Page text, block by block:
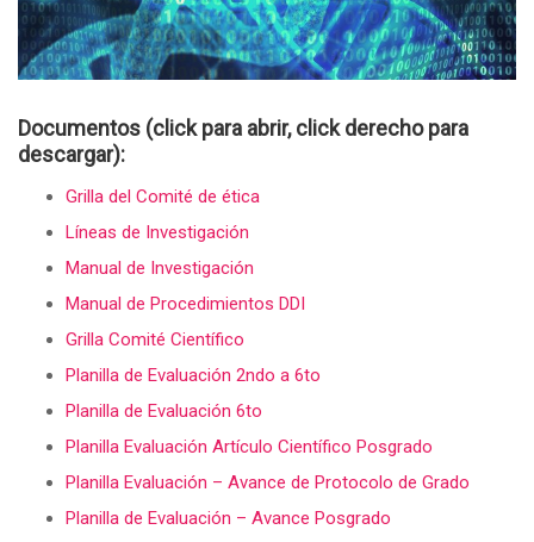
Documentos (click para abrir, click derecho para
descargar):
Grilla del Comité de ética
Líneas de Investigación
Manual de Investigación
Manual de Procedimientos DDI
Grilla Comité Científico
Planilla de Evaluación 2ndo a 6to
Planilla de Evaluación 6to
Planilla Evaluación Artículo Científico Posgrado
Planilla Evaluación – Avance de Protocolo de Grado
Planilla de Evaluación – Avance Posgrado